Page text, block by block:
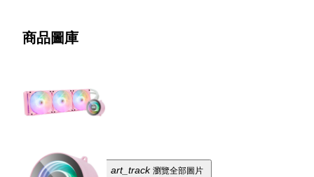
商品圖庫
art_track 瀏覽全部圖片